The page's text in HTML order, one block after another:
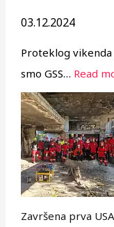
03.12.2024
Proteklog vikenda
smo GSS… Read
Završena prva